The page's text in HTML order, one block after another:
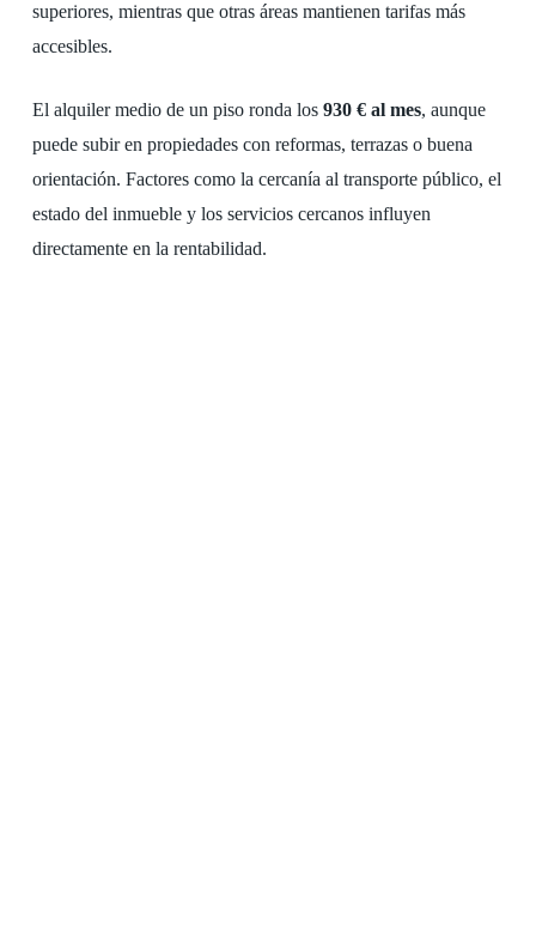
superiores, mientras que otras áreas mantienen tarifas más
accesibles.
El alquiler medio de un piso ronda los 930 € al mes, aunque
puede subir en propiedades con reformas, terrazas o buena
orientación. Factores como la cercanía al transporte público, el
estado del inmueble y los servicios cercanos influyen
directamente en la rentabilidad.